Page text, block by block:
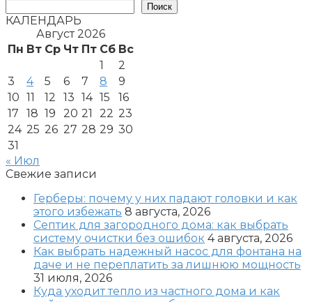
Поиск
КАЛЕНДАРЬ
Август 2026
Пн Вт Ср Чт Пт Сб Вс
1
2
3
4 5 6 7 8
9
10 11 12 13 14 15
16
17
18 19 20 21 22 23
24 25 26 27 28 29 30
31
« Июл
Свежие записи
Герберы: почему у них падают головки и как
этого избежать 8 августа, 2026
Септик для загородного дома: как выбрать
систему очистки без ошибок 4 августа, 2026
Как выбрать надежный насос для фонтана на
даче и не переплатить за лишнюю мощность
31 июля, 2026
Куда уходит тепло из частного дома и как